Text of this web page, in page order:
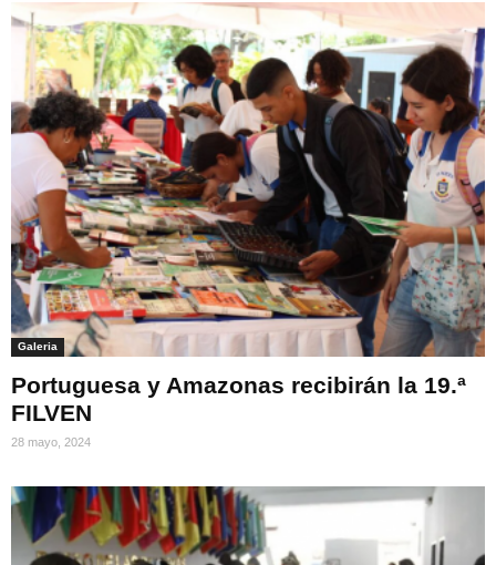
Galeria
Portuguesa y Amazonas recibirán la 19.ª
FILVEN
28 mayo, 2024